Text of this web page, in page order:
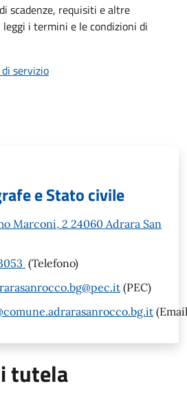
scadenze, requisiti e altre
i termini e le condizioni di
servizio
e Stato civile
Marconi, 2 24060 Adrara San
(Telefono)
(PEC)
tutela